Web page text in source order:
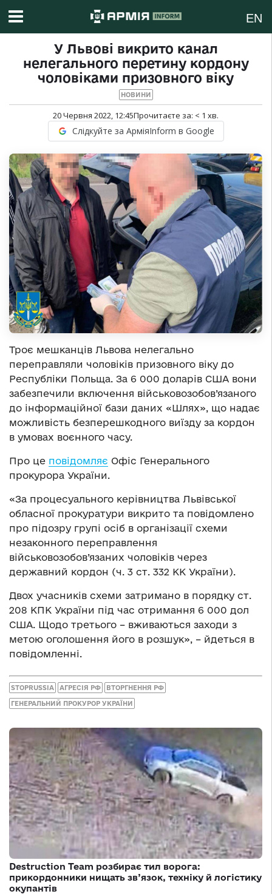
EN
У Львові викрито канал
нелегального перетину кордону
чоловіками призовного віку
НОВИНИ
20 Червня 2022, 12:45Прочитаєте за: < 1 хв.
Слідкуйте за АрміяInform в Google
Троє мешканців Львова нелегально
переправляли чоловіків призовного віку до
Республіки Польща. За 6 000 доларів США вони
забезпечили включення військовозобов’язаного
до інформаційної бази даних «Шлях», що надає
можливість безперешкодного виїзду за кордон
в умовах воєнного часу.
Про це повідомляє Офіс Генерального
прокурора України.
«За процесуального керівництва Львівської
обласної прокуратури викрито та повідомлено
про підозру групі осіб в організації схеми
незаконного переправлення
військовозобов’язаних чоловіків через
державний кордон (ч. 3 ст. 332 КК України).
Двох учасників схеми затримано в порядку ст.
208 КПК України під час отримання 6 000 дол
США. Щодо третього – вживаються заходи з
метою оголошення його в розшук», – йдеться в
повідомленні.
STOPRUSSIA АГРЕСІЯ РФ ВТОРГНЕННЯ РФ
ГЕНЕРАЛЬНИЙ ПРОКУРОР УКРАЇНИ
Destruction Team розбирає тил ворога:
прикордонники нищать зв’язок, техніку й логістику
окупантів